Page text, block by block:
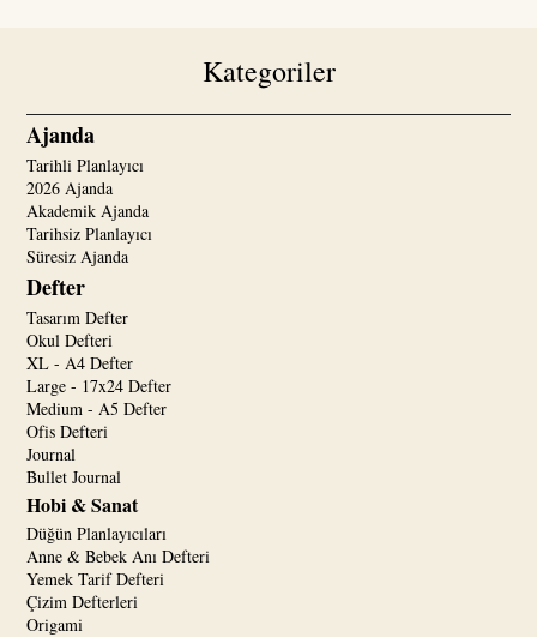
Kategoriler
Ajanda
Tarihli Planlayıcı
2026 Ajanda
Akademik Ajanda
Tarihsiz Planlayıcı
Süresiz Ajanda
Defter
Tasarım Defter
Okul Defteri
XL - A4 Defter
Large - 17x24 Defter
Medium - A5 Defter
Ofis Defteri
Journal
Bullet Journal
Hobi & Sanat
Düğün Planlayıcıları
Anne & Bebek Anı Defteri
Yemek Tarif Defteri
Çizim Defterleri
Origami